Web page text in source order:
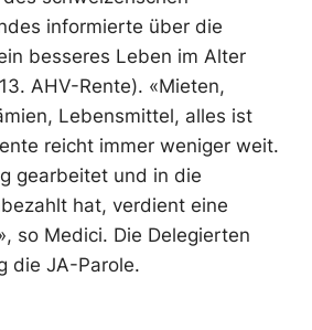
informierte über die
besseres Leben im Alter
AHV-Rente). «Mieten,
Lebensmittel, alles ist
reicht immer weniger weit.
gearbeitet und in die
hat, verdient eine
so Medici. Die Delegierten
die JA-Parole.